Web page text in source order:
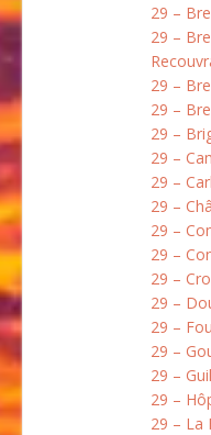
29 –
29 –
29 –
29 –
29 –
29 –
29 –
29 –
29 –
29 –
29 –
29 –
29 –
29 –
29 –
29 –
29 – La